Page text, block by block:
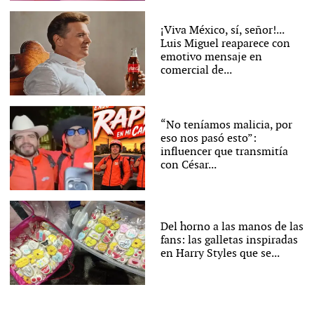
¡Viva México, sí, señor!...
Luis Miguel reaparece con
emotivo mensaje en
comercial de...
“No teníamos malicia, por
eso nos pasó esto”:
influencer que transmitía
con César...
Del horno a las manos de las
fans: las galletas inspiradas
en Harry Styles que se...